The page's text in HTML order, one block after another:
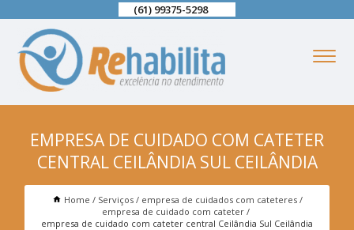
(61) 99375-5298
EMPRESA DE CUIDADO COM CATETER
CENTRAL CEILÂNDIA SUL CEILÂNDIA
Home Serviços
empresa de cuidados com cateteres
empresa de cuidado com cateter
empresa de cuidado com cateter central Ceilândia Sul Ceilândia